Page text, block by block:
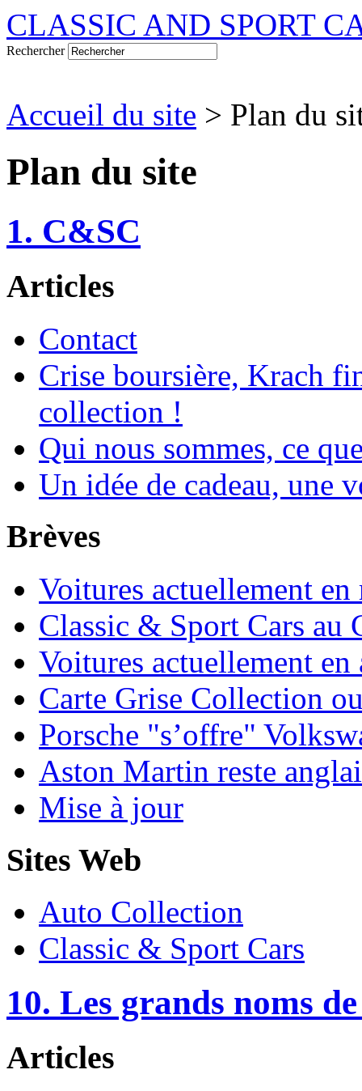
CLASSIC AND SPORT
Rechercher
Accueil du site > Plan du
Plan du site
1. C&SC
Articles
Contact
Crise boursière, Krach
collection !
Qui nous sommes, ce
Un idée de cadeau, une
Brèves
Voitures actuellement
Classic & Sport Cars au
Voitures actuellement en
Carte Grise Collection
Porsche "s’offre"
Aston Martin reste
Mise à jour
Sites Web
Auto Collection
Classic & Sport Cars
10. Les grands noms
Articles